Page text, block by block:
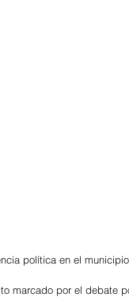
política en el
marcado por el debate